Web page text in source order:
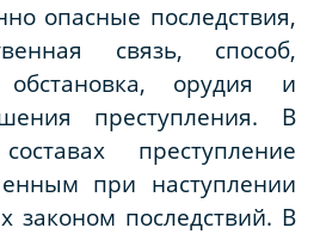
опасные последствия,
связь, способ,
орудия и
преступления. В
преступление
при наступлении
законом последствий. В